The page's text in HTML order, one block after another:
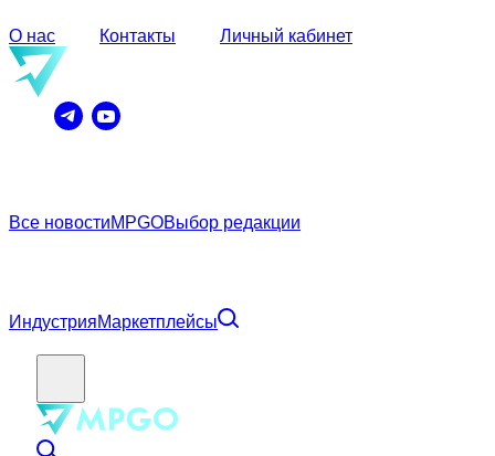
О нас Контакты Личный кабинет
Все новостиMPGOВыбор редакции
ИндустрияМаркетплейсы